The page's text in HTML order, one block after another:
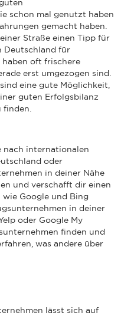
schon mal genutzt haben
gemacht haben.
Straße einen Tipp für
Deutschland für
haben oft frischere
erst umgezogen sind.
eine gute Möglichkeit,
guten Erfolgsbilanz
nach internationalen
oder
in deiner Nähe
und verschafft dir einen
Google und Bing
in deiner
oder Google My
finden und
was andere über
lässt sich auf